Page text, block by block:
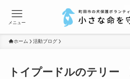
メニュー
ホーム 活動ブログ
トイプードルのテリー